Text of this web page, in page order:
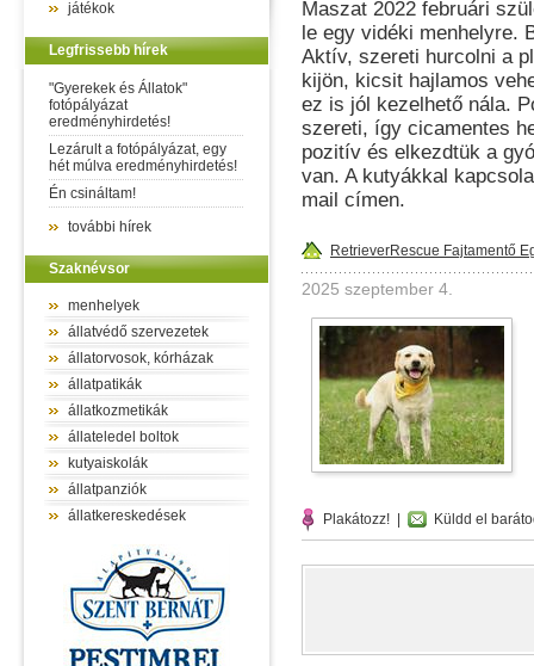
játékok
Legfrissebb hírek
"Gyerekek és Állatok"
fotópályázat
eredményhirdetés!
Lezárult a fotópályázat, egy
hét múlva eredményhirdetés!
Én csináltam!
további hírek
Szaknévsor
menhelyek
állatvédő szervezetek
állatorvosok, kórházak
állatpatikák
állatkozmetikák
állateledel boltok
kutyaiskolák
állatpanziók
állatkereskedések
Maszat 2022 februári
le egy vidéki menhelyre.
Aktív, szereti hurcolni a
kijön, kicsit hajlamos
ez is jól kezelhető nála.
szereti, így cicamentes
pozitív és elkezdtük a
van. A kutyákkal
mail címen.
RetrieverRescue Fajtamentő
2025 szeptember 4.
Plakátozz! Küldd el